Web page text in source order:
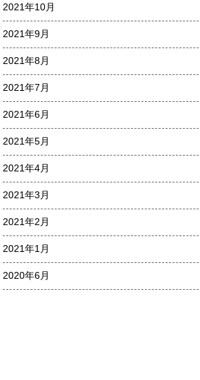
2021年10月
2021年9月
2021年8月
2021年7月
2021年6月
2021年5月
2021年4月
2021年3月
2021年2月
2021年1月
2020年6月